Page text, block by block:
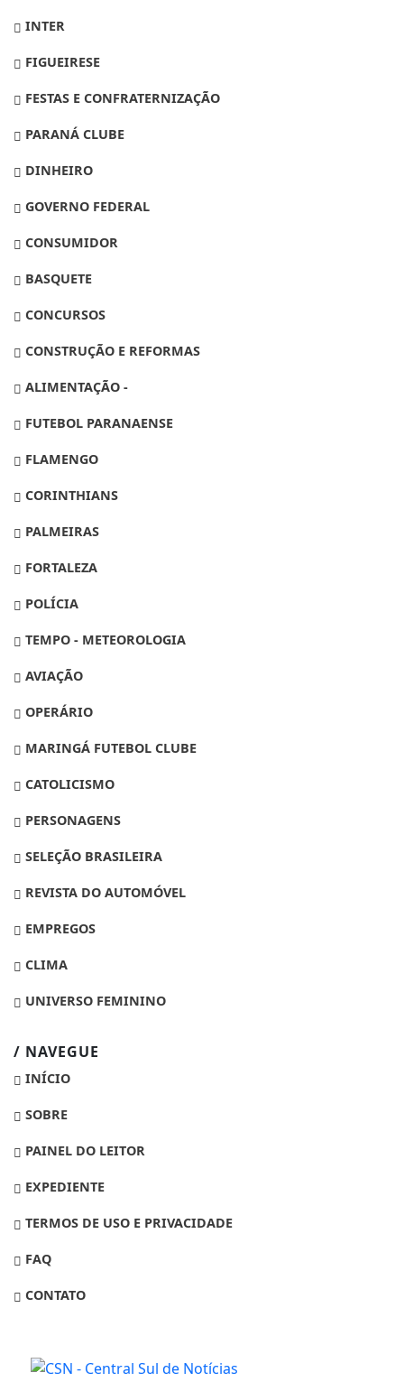
INTER
FIGUEIRESE
FESTAS E CONFRATERNIZAÇÃO
PARANÁ CLUBE
DINHEIRO
GOVERNO FEDERAL
CONSUMIDOR
BASQUETE
CONCURSOS
CONSTRUÇÃO E REFORMAS
ALIMENTAÇÃO -
FUTEBOL PARANAENSE
FLAMENGO
CORINTHIANS
PALMEIRAS
FORTALEZA
POLÍCIA
TEMPO - METEOROLOGIA
AVIAÇÃO
OPERÁRIO
MARINGÁ FUTEBOL CLUBE
CATOLICISMO
PERSONAGENS
SELEÇÃO BRASILEIRA
REVISTA DO AUTOMÓVEL
EMPREGOS
CLIMA
UNIVERSO FEMININO
/ NAVEGUE
INÍCIO
SOBRE
PAINEL DO LEITOR
EXPEDIENTE
TERMOS DE USO E PRIVACIDADE
FAQ
CONTATO
experiência de navegação. Ao continuar o acesso,
entendemos que você concorda com nossos Termos